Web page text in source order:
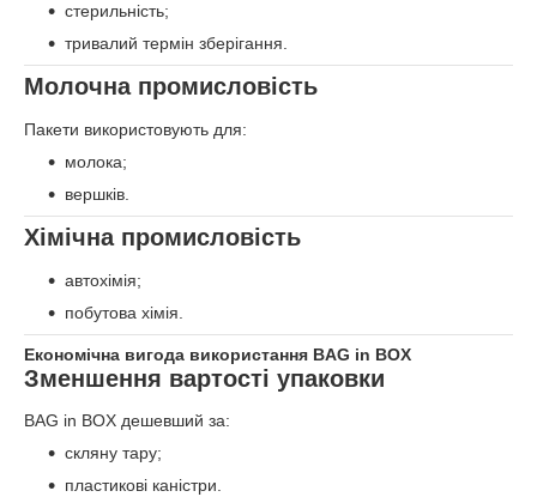
стерильність;
тривалий термін зберігання.
Молочна промисловість
Пакети використовують для:
молока;
вершків.
Хімічна промисловість
автохімія;
побутова хімія.
Економічна вигода використання BAG in BOX
Зменшення вартості упаковки
BAG in BOX дешевший за:
скляну тару;
пластикові каністри.